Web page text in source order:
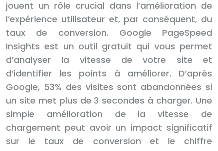
jouent un rôle crucial dans l’amélioration de
l’expérience utilisateur et, par conséquent, du
taux de conversion. Google PageSpeed
Insights est un outil gratuit qui vous permet
d’analyser la vitesse de votre site et
d’identifier les points à améliorer. D’après
Google, 53% des visites sont abandonnées si
un site met plus de 3 secondes à charger. Une
simple amélioration de la vitesse de
chargement peut avoir un impact significatif
sur le taux de conversion et le chiffre